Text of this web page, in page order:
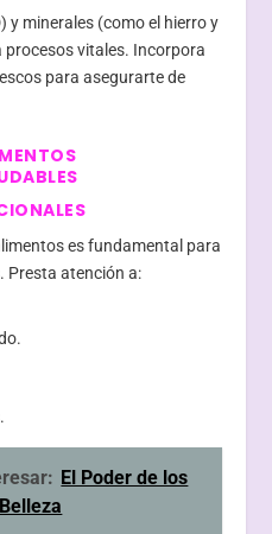
y minerales (como el hierro y
procesos vitales. Incorpora
para asegurarte de
es fundamental para
Presta atención a:
El Poder de los